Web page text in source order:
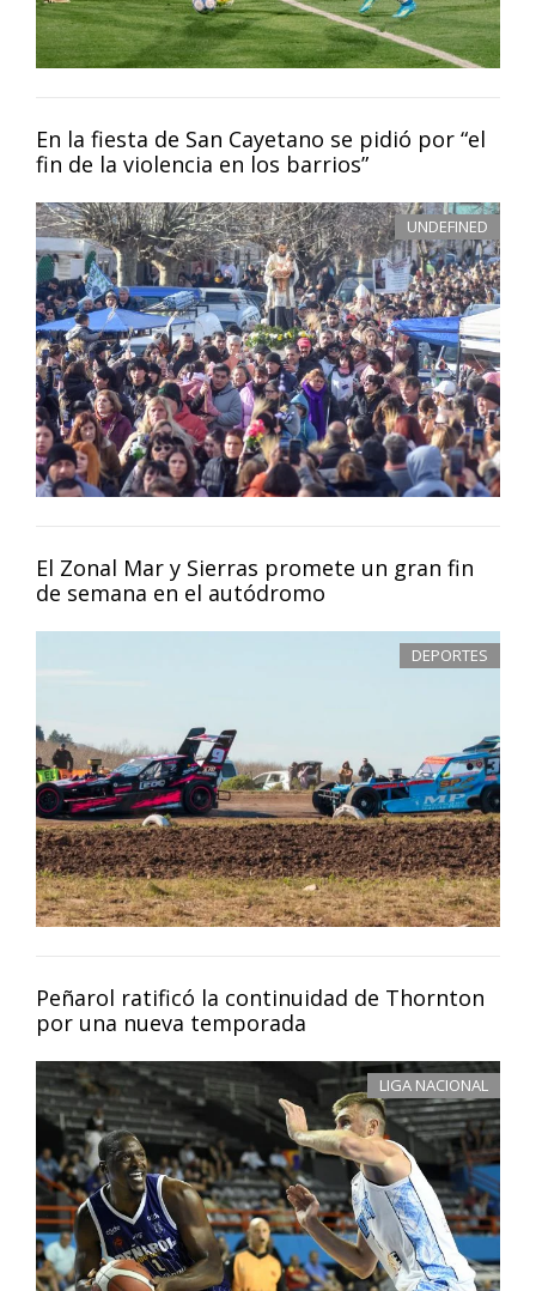
En la fiesta de San Cayetano se pidió por “el
fin de la violencia en los barrios”
UNDEFINED
El Zonal Mar y Sierras promete un gran fin
de semana en el autódromo
DEPORTES
Peñarol ratificó la continuidad de Thornton
por una nueva temporada
LIGA NACIONAL